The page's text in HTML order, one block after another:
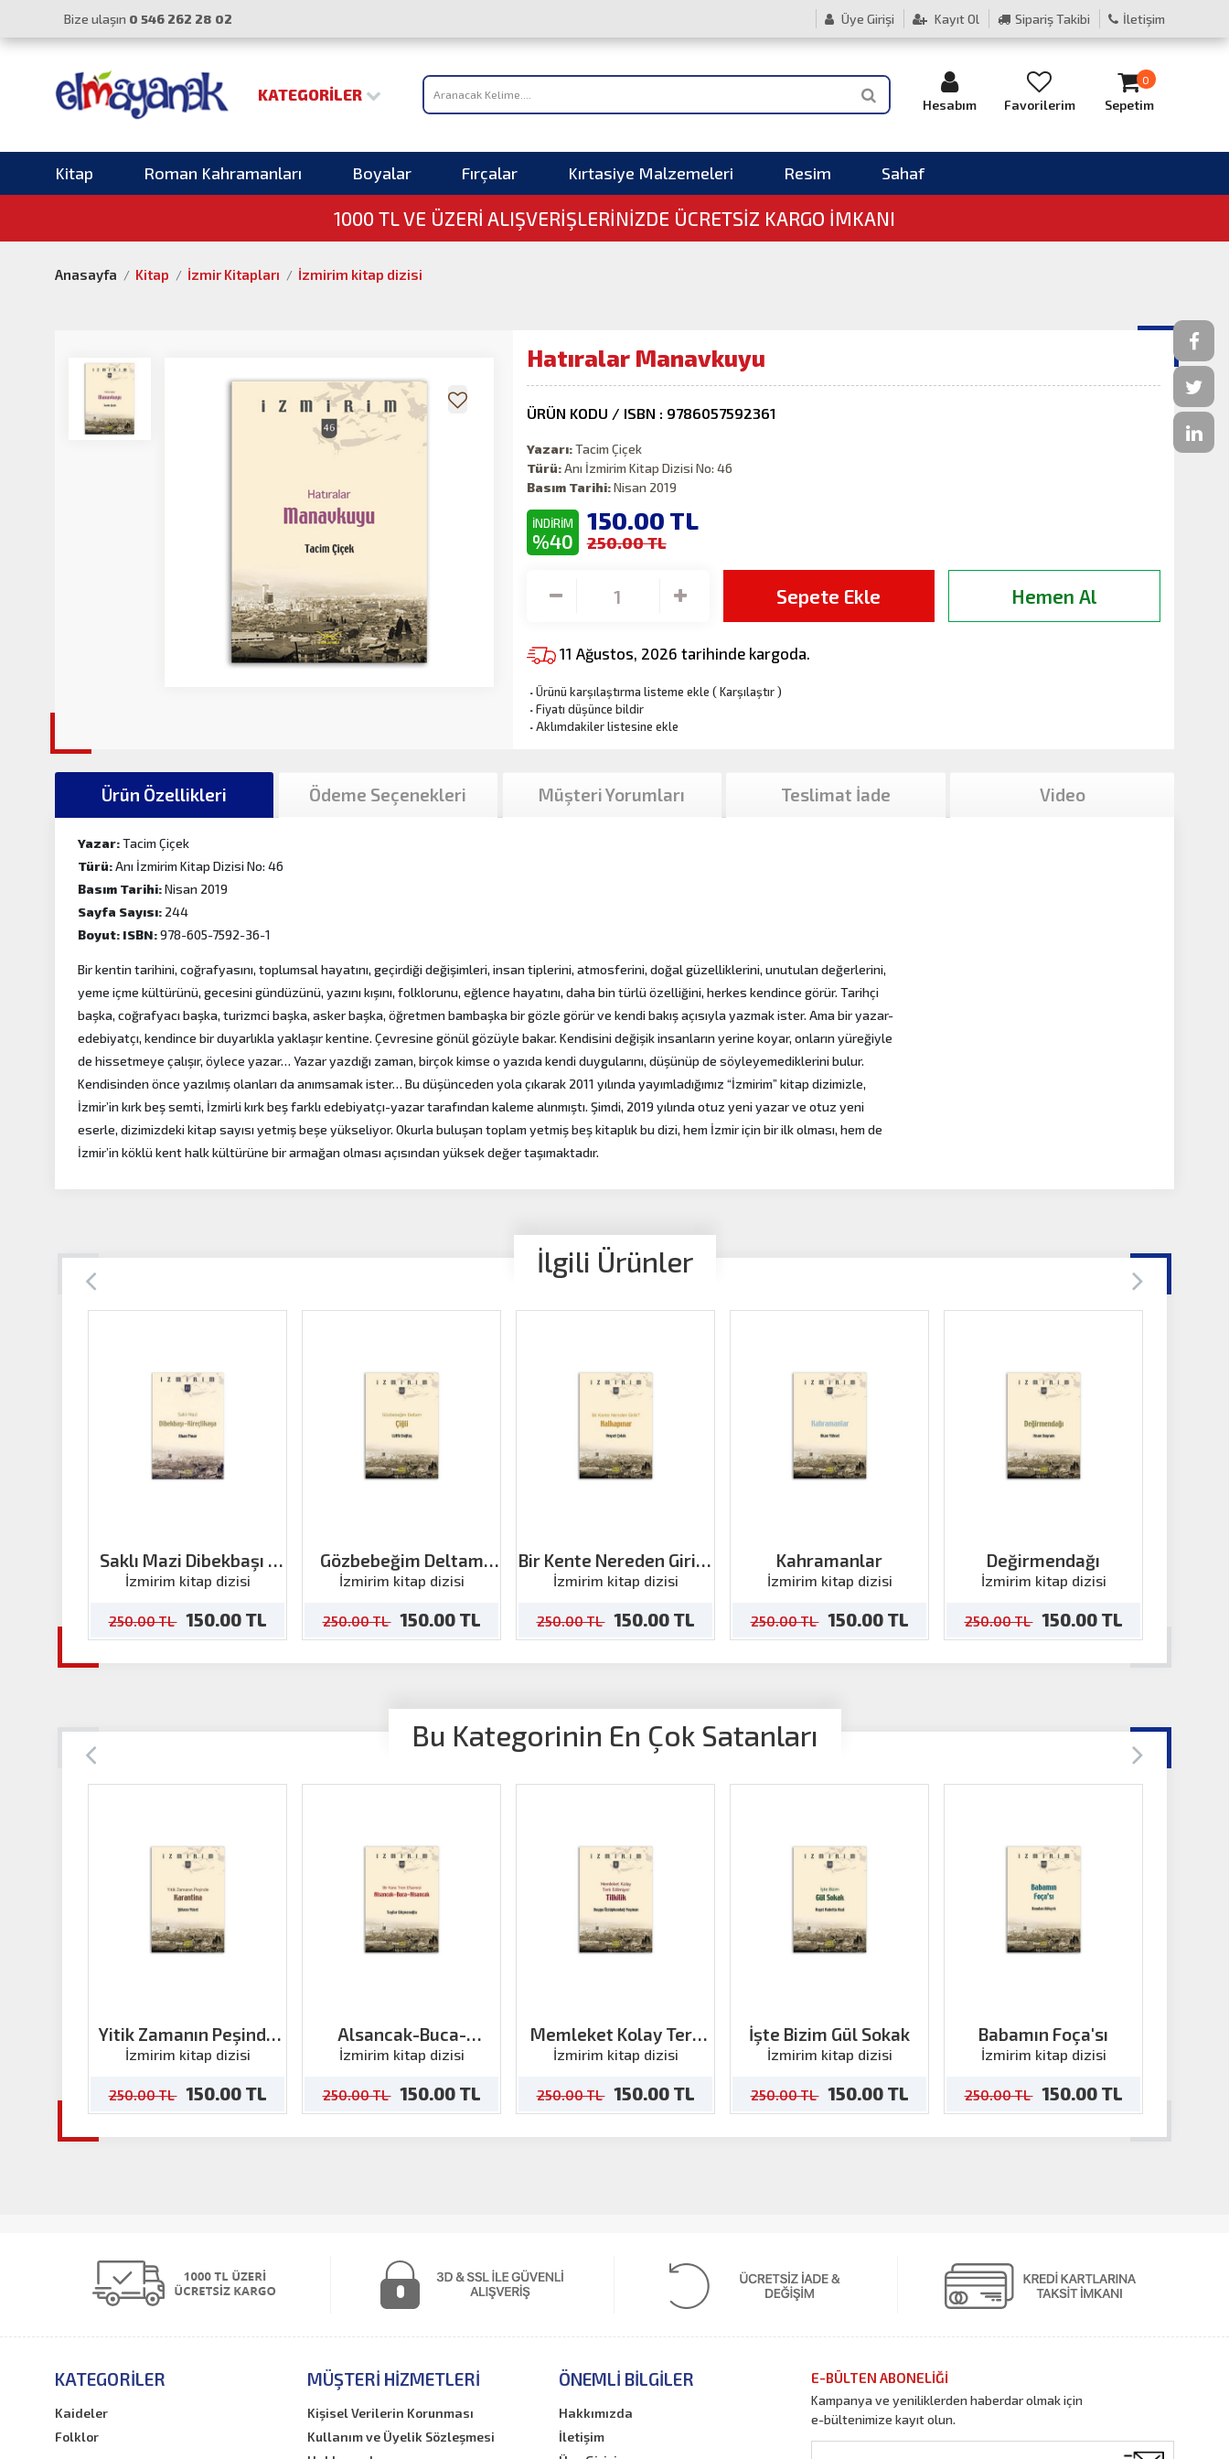
Bize ulaşın 0 546 262 28 02 Üye Girişi Kayıt Ol Sipariş Takibi İletişim
KATEGORILER
Hesabım Favorilerim Sepetim
0
Kitap Roman Kahramanları Boyalar Fırçalar Kırtasiye Malzemeleri Resim Sahaf
1000 TL VE ÜZERI ALIŞVERIŞLERINIZDE ÜCRETSİZ KARGO İMKANI
Anasayfa Kitap İzmir Kitapları İzmirim kitap dizisi
Hatıralar Manavkuyu
ÜRÜN KODU / ISBN : 9786057592361
Yazarı:Tacim Çiçek
Türü:Anı İzmirim Kitap Dizisi No: 46
Basım Tarihi:Nisan 2019
İNDİRİM
%40
150.00 TL
250.00 TL
Sepete Ekle Hemen Al
11 Ağustos, 2026 tarihinde kargoda.
·Ürünü karşılaştırma listeme ekle (Karşılaştır)
·Fiyatı düşünce bildir
·Aklımdakiler listesine ekle
Ürün Özellikleri Ödeme Seçenekleri Müşteri Yorumları Teslimat İade Video
Yazar:Tacim Çiçek
Türü:Anı İzmirim Kitap Dizisi No: 46
Basım Tarihi:Nisan 2019
Sayfa Sayısı: 244
Boyut: ISBN:978-605-7592-36-1
Bir kentin tarihini, coğrafyasını, toplumsal hayatını, geçirdiği değişimleri, insan tiplerini, atmosferini, doğal güzelliklerini, unutulan değerlerini,
yeme içme kültürünü, gecesini gündüzünü, yazını kışını, folklorunu, eğlence hayatını, daha bin türlü özelliğini, herkes kendince görür. Tarihçi
başka, coğrafyacı başka, turizmci başka, asker başka, öğretmen bambaşka bir gözle görür ve kendi bakış açısıyla yazmak ister. Ama bir yazar-
edebiyatçı, kendince bir duyarlıkla yaklaşır kentine. Çevresine gönül gözüyle bakar. Kendisini değişik insanların yerine koyar, onların yüreğiyle
de hissetmeye çalışır, öylece yazar… Yazar yazdığı zaman, birçok kimse o yazıda kendi duygularını, düşünüp de söyleyemediklerini bulur.
Kendisinden önce yazılmış olanları da anımsamak ister… Bu düşünceden yola çıkarak 2011 yılında yayımladığımız “İzmirim” kitap dizimizle,
İzmir’in kırk beş semti, İzmirli kırk beş farklı edebiyatçı-yazar tarafından kaleme alınmıştı. Şimdi, 2019 yılında otuz yeni yazar ve otuz yeni
eserle, dizimizdeki kitap sayısı yetmiş beşe yükseliyor. Okurla buluşan toplam yetmiş beş kitaplık bu dizi, hem İzmir için bir ilk olması, hem de
İzmir’in köklü kent halk kültürüne bir armağan olması açısından yüksek değer taşımaktadır.
İlgili Ürünler
Saklı Mazi Dibekbaşı -
Kireçlikaya
İzmirim kitap dizisi
250.00 TL 150.00 TL
Gözbebeğim Deltam
Çiğli
İzmirim kitap dizisi
250.00 TL 150.00 TL
Bir Kente Nereden Girilir
Halkapınar
İzmirim kitap dizisi
250.00 TL 150.00 TL
Kahramanlar
İzmirim kitap dizisi
250.00 TL 150.00 TL
Değirmendağı
İzmirim kitap dizisi
250.00 TL 150.00 TL
Bu Kategorinin En Çok Satanları
Yitik Zamanın Peşinde
Karantina
İzmirim kitap dizisi
250.00 TL 150.00 TL
Alsancak-Buca-
Alsancak
İzmirim kitap dizisi
250.00 TL 150.00 TL
Memleket Kolay Terk
Edilmiyor Tilkilik
İzmirim kitap dizisi
250.00 TL 150.00 TL
İşte Bizim Gül Sokak
İzmirim kitap dizisi
250.00 TL 150.00 TL
Babamın Foça'sı
İzmirim kitap dizisi
250.00 TL 150.00 TL
KATEGORILER
Kaideler
Folklor
MÜŞTERI HIZMETLERI
Kişisel Verilerin Korunması
Kullanım ve Üyelik Sözleşmesi
ÖNEMLI BILGILER
Hakkımızda
İletişim
E-BÜLTEN ABONELİĞİ
Kampanya ve yeniliklerden haberdar olmak için
e-bültenimize kayıt olun.